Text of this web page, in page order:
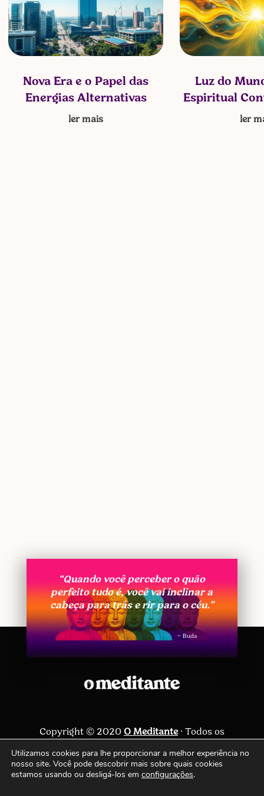
Nova Era e o Papel das
Energias Alternativas
ler mais
Luz do
Espiritual
ler
“Quando você perceber o quão
perfeito tudo é, você vai inclinar a
cabeça para trás e rir para o céu.”
– Buda
Copyright © 2020 O Meditante· Todos os
Siga-nos
Utilizamos cookies para lhe proporcionar a melhor experiência no
nosso site. Você pode descobrir mais sobre quais cookies
estamos usando ou desligá-los em configurações.